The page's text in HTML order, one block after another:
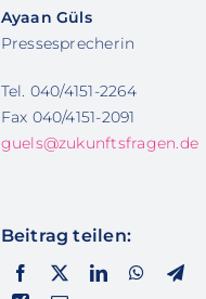
Ayaan Güls
Pressesprecherin
Tel. 040/4151-2264
Fax 040/4151-2091
guels@zukunftsfragen.de
Beitrag teilen: